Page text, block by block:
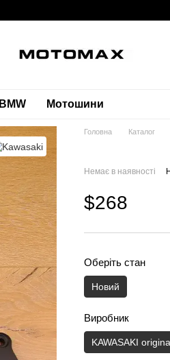
BMW Мотошини
Головна Каталог
Немає в наявності
$268
Оберіть стан
Новий
Виробник
KAWASAKI